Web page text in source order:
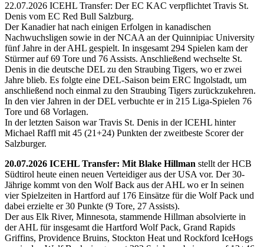
22.07.2026 ICEHL Transfer: Der EC KAC verpflichtet Travis St.
Denis vom EC Red Bull Salzburg.
Der Kanadier hat nach einigen Erfolgen in kanadischen
Nachwuchsligen sowie in der NCAA an der Quinnipiac University
fünf Jahre in der AHL gespielt. In insgesamt 294 Spielen kam der
Stürmer auf 69 Tore und 76 Assists. Anschließend wechselte St.
Denis in die deutsche DEL zu den Straubing Tigers, wo er zwei
Jahre blieb. Es folgte eine DEL-Saison beim ERC Ingolstadt, um
anschließend noch einmal zu den Straubing Tigers zurückzukehren.
In den vier Jahren in der DEL verbuchte er in 215 Liga-Spielen 76
Tore und 68 Vorlagen.
In der letzten Saison war Travis St. Denis in der ICEHL hinter
Michael Raffl mit 45 (21+24) Punkten der zweitbeste Scorer der
Salzburger.
20.07.2026 ICEHL Transfer: Mit Blake Hillman stellt der HCB
Südtirol heute einen neuen Verteidiger aus der USA vor. Der 30-
Jährige kommt von den Wolf Back aus der AHL wo er In seinen
vier Spielzeiten in Hartford auf 176 Einsätze für die Wolf Pack und
dabei erzielte er 30 Punkte (9 Tore, 27 Assists).
Der aus Elk River, Minnesota, stammende Hillman absolvierte in
der AHL für insgesamt die Hartford Wolf Pack, Grand Rapids
Griffins, Providence Bruins, Stockton Heat und Rockford IceHogs